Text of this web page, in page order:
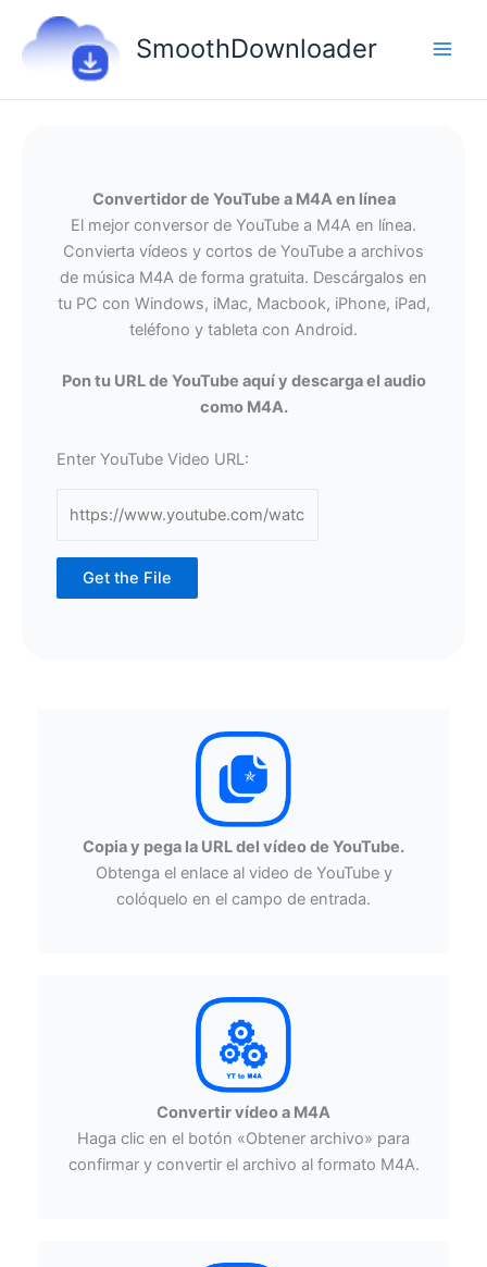
contenido
SmoothDownloader
Convertidor de YouTube a M4A en línea
El mejor conversor de YouTube a M4A en línea.
Convierta vídeos y cortos de YouTube a archivos
de música M4A de forma gratuita. Descárgalos en
tu PC con Windows, iMac, Macbook, iPhone, iPad,
teléfono y tableta con Android.
Pon tu URL de YouTube aquí y descarga el audio
como M4A.
Enter YouTube Video URL:
Get the File
Copia y pega la URL del vídeo de YouTube.
Obtenga el enlace al video de YouTube y
colóquelo en el campo de entrada.
Convertir vídeo a M4A
Haga clic en el botón «Obtener archivo» para
confirmar y convertir el archivo al formato M4A.